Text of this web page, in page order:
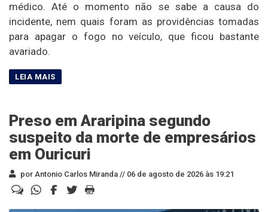
médico. Até o momento não se sabe a causa do
incidente, nem quais foram as providências tomadas
para apagar o fogo no veículo, que ficou bastante
avariado.
Preso em Araripina segundo
suspeito da morte de empresários
em Ouricuri
por Antonio Carlos Miranda // 06 de agosto de 2026 às 19:21